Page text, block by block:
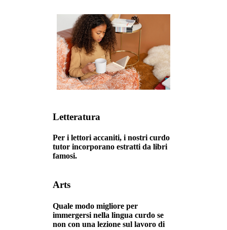
Letteratura
Per i lettori accaniti, i nostri curdo
tutor incorporano estratti da libri
famosi.
Arts
Quale modo migliore per
immergersi nella lingua curdo se
non con una lezione sul lavoro di